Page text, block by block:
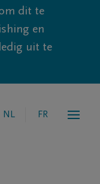
dit te
en
uit te
NL FR